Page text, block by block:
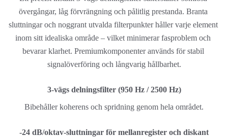
övergångar, låg förvrängning och pålitlig prestanda. Branta
sluttningar och noggrant utvalda filterpunkter håller varje element
inom sitt idealiska område – vilket minimerar fasproblem och
bevarar klarhet. Premiumkomponenter används för stabil
signalöverföring och långvarig hållbarhet.
3-vägs delningsfilter (950 Hz / 2500 Hz)
Bibehåller koherens och spridning genom hela området.
-24 dB/oktav-sluttningar för mellanregister och diskant